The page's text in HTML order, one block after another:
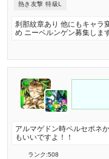
熱き友撃 特級L
刹那紋章あり 他にもキャラ
め ニーベルンゲン募集します
アルマゲドン時ペルセポネ
もいいですよ！！
ランク:508